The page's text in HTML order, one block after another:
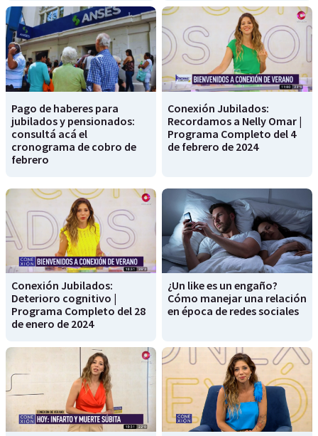
Pago de haberes para
jubilados y pensionados:
consultá acá el
cronograma de cobro de
febrero
Conexión Jubilados:
Recordamos a Nelly Omar |
Programa Completo del 4
de febrero de 2024
Conexión Jubilados:
Deterioro cognitivo |
Programa Completo del 28
de enero de 2024
¿Un like es un engaño?
Cómo manejar una relación
en época de redes sociales